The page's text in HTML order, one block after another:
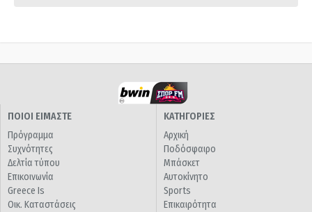
ΠΟΙΟΙ ΕΙΜΑΣΤΕ
Πρόγραμμα
Συχνότητες
Δελτία τύπου
Επικοινωνία
Greece Is
Οικ. Καταστάσεις
ΚΑΤΗΓΟΡΙΕΣ
Αρχική
Ποδόσφαιρο
Μπάσκετ
Αυτοκίνητο
Sports
Επικαιρότητα